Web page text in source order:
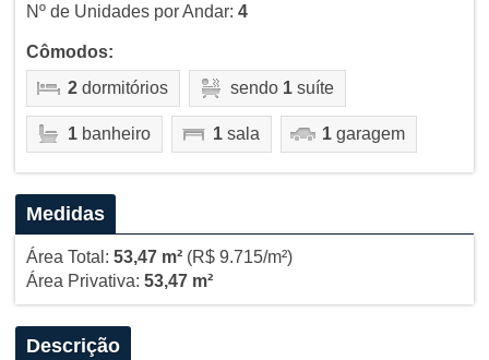
Nº de Unidades por Andar: 4
Cômodos:
2dormitórios sendo 1suíte
1banheiro 1sala 1garagem
Medidas
Área Total: 53,47 m²(R$ 9.715/m²)
Área Privativa: 53,47 m²
Descrição